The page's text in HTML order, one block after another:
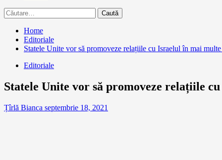
Caută
după:
Home
Editoriale
Statele Unite vor să promoveze relațiile cu Israelul în mai
Editoriale
Statele Unite vor să promoveze relațiile
Țîrlă Bianca septembrie 18, 2021